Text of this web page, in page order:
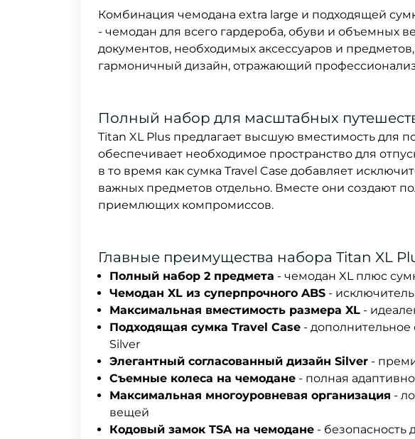
Комбинация чемодана extra large и подходящей
- чемодан для всего гардероба, обуви и объемных
документов, необходимых аксессуаров и
гармоничный дизайн, отражающий
Полный набор для масштабных
Titan XL Plus предлагает высшую вместимость для
обеспечивает необходимое пространство для
в то время как сумка Travel Case добавляет
важных предметов отдельно. Вместе они создают
приемлющих компромиссов.
Главные преимущества набора Titan XL
Полный набор 2 предмета - чемодан XL плюс
Чемодан XL из суперпрочного ABS -
Максимальная вместимость размера XL -
Подходящая сумка Travel Case - дополнительное
Silver
Элегантный согласованный дизайн Silver -
Съемные колеса на чемодане - полная
Максимальная многоуровневая организация -
вещей
Кодовый замок TSA на чемодане - безопасность